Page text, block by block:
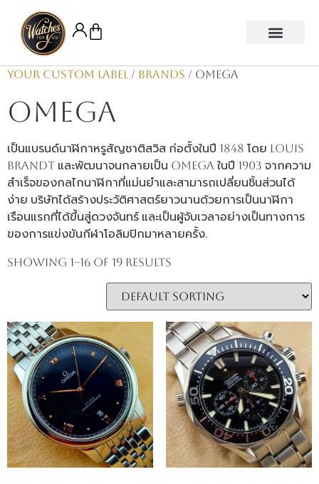
Your Custom Label / Brands / Omega
Omega
เป็นแบรนด์นาฬิกาหรูสัญชาติสวิส ก่อตั้งในปี 1848 โดย Louis
Brandt และพัฒนาจนกลายเป็น Omega ในปี 1903 จากความ
สำเร็จของกลไกนาฬิกาที่แม่นยำและสามารถเปลี่ยนชิ้นส่วนได้
ง่าย บริษัทได้สร้างประวัติศาสตร์ยาวนานด้วยการเป็นนาฬิกา
เรือนแรกที่ได้ขึ้นสู่ดวงจันทร์ และเป็นผู้จับเวลาอย่างเป็นทางการ
ของการแข่งขันกีฬาโอลิมปิกมาหลายครั้ง.
Showing 1–16 of 19 results